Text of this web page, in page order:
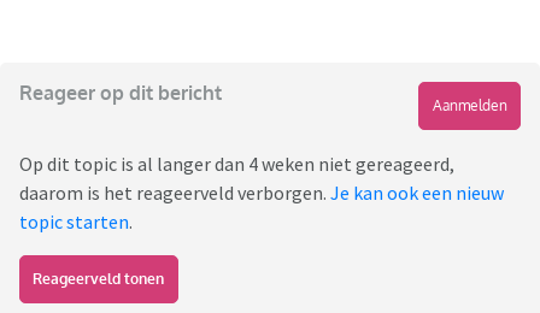
Reageer op dit bericht
Aanmelden
Op dit topic is al langer dan 4 weken niet gereageerd,
daarom is het reageerveld verborgen. Je kan ook een nieuw
topic starten.
Reageerveld tonen